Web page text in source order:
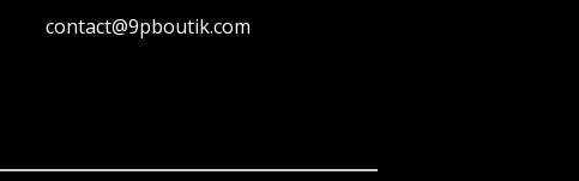
contact@9pboutik.com